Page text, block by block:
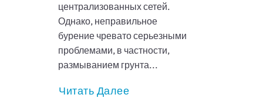
централизованных сетей.
Однако, неправильное
бурение чревато серьезными
проблемами, в частности,
размыванием грунта...
Читать Далее